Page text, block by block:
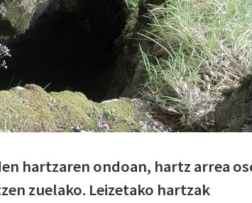
hartzaren ondoan, hartz arrea
zuelako. Leizetako hartzak